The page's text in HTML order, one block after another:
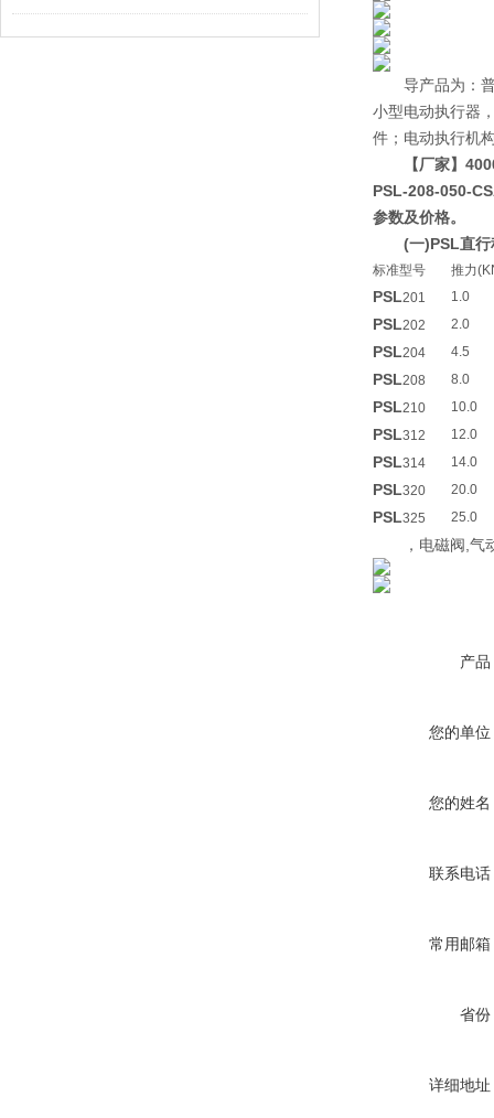
导产品为：普
小型电动执行器
件；电动执行机
【厂家】
PSL-208-050-
参数及价格。
(一)PSL直
标准型号 推力
PSL201 1.0
PSL202 2.0
PSL204 4.5
PSL208 8.0
PSL210 10.0
PSL312 12.0
PSL314 14.0
PSL320 20.0
PSL325 25.0
，电磁阀,气动
产品
您的单位
您的姓名
联系电话
常用邮箱
省份
详细地址